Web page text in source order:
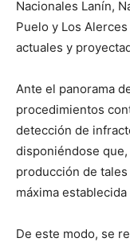
Nacionales Lanín,
Puelo y Los
actuales y
Ante el panorama
procedimientos
detección de
disponiéndose
producción de
máxima
De este modo, se